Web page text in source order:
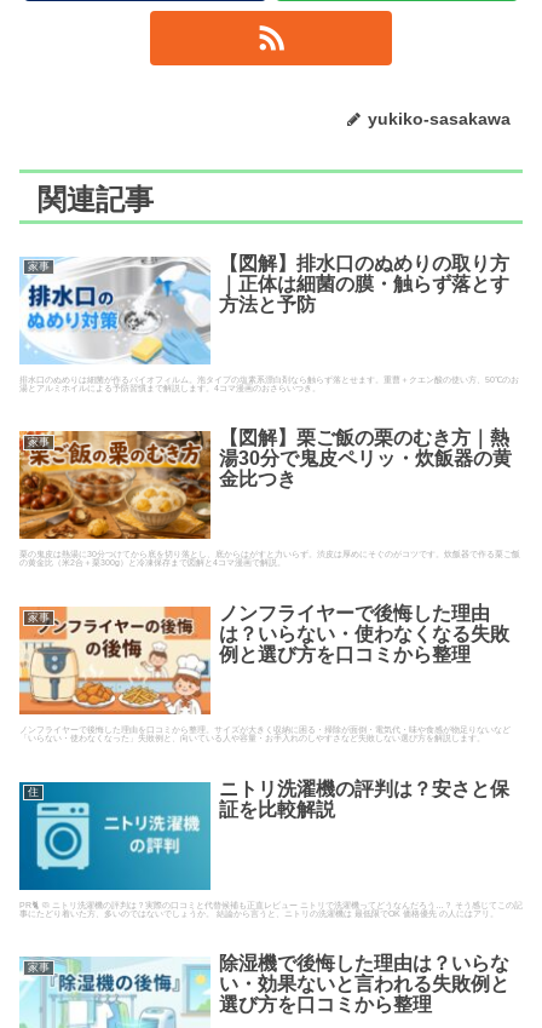
yukiko-sasakawa
関連記事
家事
【図解】排水口のぬめりの取り方
｜正体は細菌の膜・触らず落とす
方法と予防
排水口のぬめりは細菌が作るバイオフィルム。泡タイプの塩素系漂白剤なら触らず落とせます。重曹＋クエン酸の使い方、50℃のお
湯とアルミホイルによる予防習慣まで解説します。4コマ漫画のおさらいつき。
家事
【図解】栗ご飯の栗のむき方｜熱
湯30分で鬼皮ペリッ・炊飯器の黄
金比つき
栗の鬼皮は熱湯に30分つけてから底を切り落とし、底からはがすと力いらず。渋皮は厚めにそぐのがコツです。炊飯器で作る栗ご飯
の黄金比（米2合＋栗300g）と冷凍保存まで図解と4コマ漫画で解説。
家事
ノンフライヤーで後悔した理由
は？いらない・使わなくなる失敗
例と選び方を口コミから整理
ノンフライヤーで後悔した理由を口コミから整理。サイズが大きく収納に困る・掃除が面倒・電気代・味や食感が物足りないなど
「いらない・使わなくなった」失敗例と、向いている人や容量・お手入れのしやすさなど失敗しない選び方を解説します。
住
ニトリ洗濯機の評判は？安さと保
証を比較解説
PR🐈 🧼 ニトリ洗濯機の評判は？実際の口コミと代替候補も正直レビュー ニトリで洗濯機ってどうなんだろう…？ そう感じてこの記
事にたどり着いた方、多いのではないでしょうか。 結論から言うと、ニトリの洗濯機は 最低限でOK 価格優先 の人にはアリ。
家事
除湿機で後悔した理由は？いらな
い・効果ないと言われる失敗例と
選び方を口コミから整理